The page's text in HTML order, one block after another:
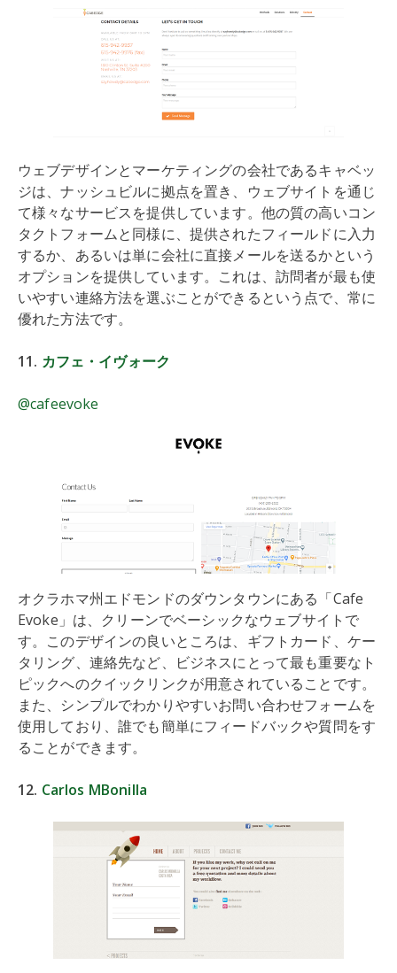
ウェブデザインとマーケティングの会社であるキャベッ
ジは、ナッシュビルに拠点を置き、ウェブサイトを通じ
て様々なサービスを提供しています。他の質の高いコン
タクトフォームと同様に、提供されたフィールドに入力
するか、あるいは単に会社に直接メールを送るかという
オプションを提供しています。これは、訪問者が最も使
いやすい連絡方法を選ぶことができるという点で、常に
優れた方法です。
11. カフェ・イヴォーク
@cafeevoke
オクラホマ州エドモンドのダウンタウンにある「Cafe
Evoke」は、クリーンでベーシックなウェブサイトで
す。このデザインの良いところは、ギフトカード、ケー
タリング、連絡先など、ビジネスにとって最も重要なト
ピックへのクイックリンクが用意されていることです。
また、シンプルでわかりやすいお問い合わせフォームを
使用しており、誰でも簡単にフィードバックや質問をす
ることができます。
12. Carlos MBonilla